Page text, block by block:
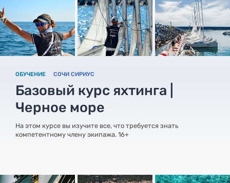
ОБУЧЕНИЕ СОЧИ СИРИУС
Базовый курс яхтинга |
Черное море
На этом курсе вы изучите все, что требуется знать
компетентному члену экипажа. 16+